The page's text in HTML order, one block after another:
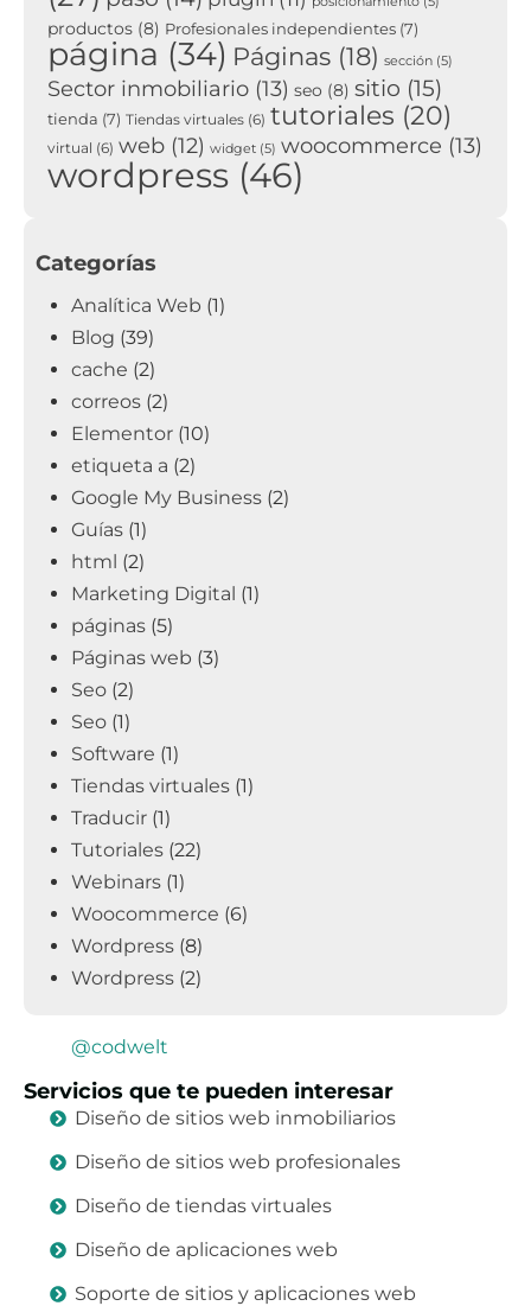
productos (8) Profesionales independientes (7)
página (34) Páginas (18) sección (5)
Sector inmobiliario (13) seo (8) sitio (15)
tienda (7) Tiendas virtuales (6) tutoriales (20)
virtual (6) web (12) widget (5) woocommerce (13)
wordpress (46)
Categorías
Analítica Web (1)
Blog (39)
cache (2)
correos (2)
Elementor (10)
etiqueta a (2)
Google My Business (2)
Guías (1)
html (2)
Marketing Digital (1)
páginas (5)
Páginas web (3)
Seo (2)
Seo (1)
Software (1)
Tiendas virtuales (1)
Traducir (1)
Tutoriales (22)
Webinars (1)
Woocommerce (6)
Wordpress (8)
Wordpress (2)
@codwelt
Servicios que te pueden interesar
Diseño de sitios web inmobiliarios
Diseño de sitios web profesionales
Diseño de tiendas virtuales
Diseño de aplicaciones web
Soporte de sitios y aplicaciones web